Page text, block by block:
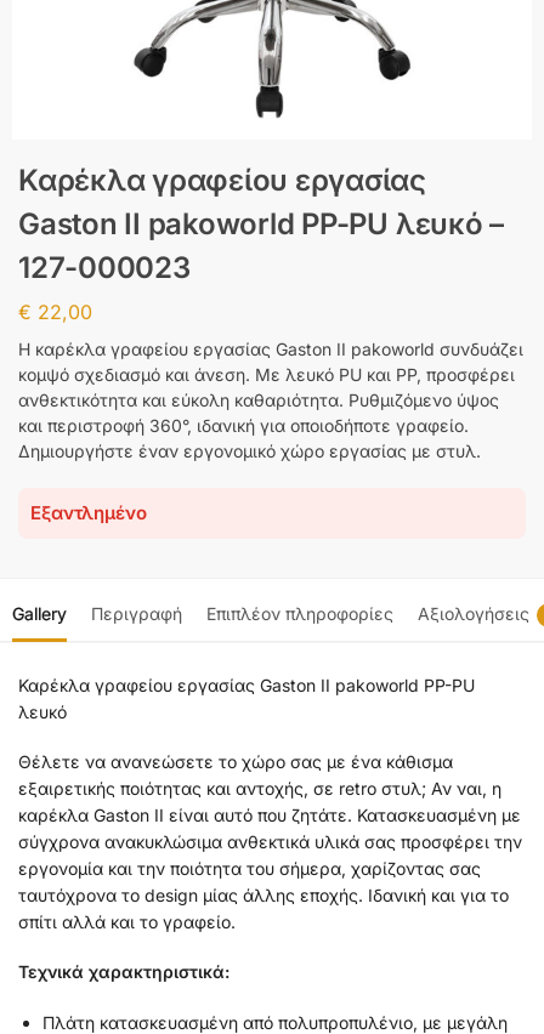
Καρέκλα γραφείου εργασίας
Gaston II pakoworld PP-PU λευκό –
127-000023
€ 22,00
Η καρέκλα γραφείου εργασίας Gaston II pakoworld συνδυάζει
κομψό σχεδιασμό και άνεση. Με λευκό PU και PP, προσφέρει
ανθεκτικότητα και εύκολη καθαριότητα. Ρυθμιζόμενο ύψος
και περιστροφή 360°, ιδανική για οποιοδήποτε γραφείο.
Δημιουργήστε έναν εργονομικό χώρο εργασίας με στυλ.
Εξαντλημένο
Gallery Περιγραφή Επιπλέον πληροφορίες Αξιολογήσεις
Καρέκλα γραφείου εργασίας Gaston II pakoworld PP-PU
λευκό
Θέλετε να ανανεώσετε το χώρο σας με ένα κάθισμα
εξαιρετικής ποιότητας και αντοχής, σε retro στυλ; Αν ναι, η
καρέκλα Gaston II είναι αυτό που ζητάτε. Κατασκευασμένη με
σύγχρονα ανακυκλώσιμα ανθεκτικά υλικά σας προσφέρει την
εργονομία και την ποιότητα του σήμερα, χαρίζοντας σας
ταυτόχρονα το design μίας άλλης εποχής. Ιδανική και για το
σπίτι αλλά και το γραφείο.
Τεχνικά χαρακτηριστικά:
Πλάτη κατασκευασμένη από πολυπροπυλένιο, με μεγάλη